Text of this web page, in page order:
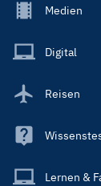
Footer
Main
Medien
Digital
Reisen
Lernen &